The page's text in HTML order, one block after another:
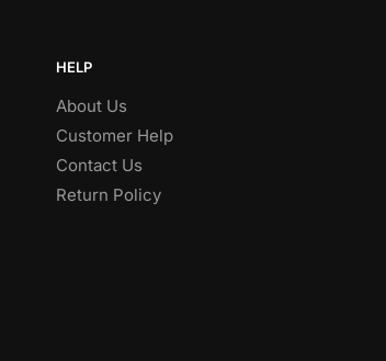
HELP
About Us
Customer Help
Contact Us
Return Policy